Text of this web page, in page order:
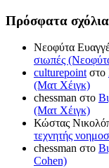
Πρόσφατα σχόλια
Νεοφύτα
σιωπές
culturepointστο
(Ματ Χέιγκ)
chessman στο
(Ματ Χέιγκ)
Κώστας
τεχνητής
chessman στο
Cohen)